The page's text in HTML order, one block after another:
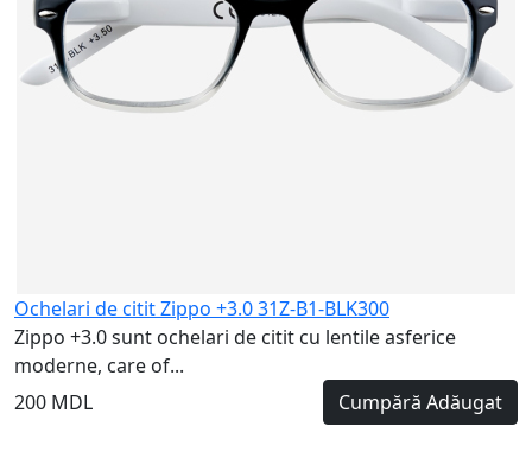
Ochelari de citit Zippo +3.0 31Z-B1-BLK300
Zippo +3.0 sunt ochelari de citit cu lentile asferice
moderne, care of...
200 MDL
Cumpără Adăugat